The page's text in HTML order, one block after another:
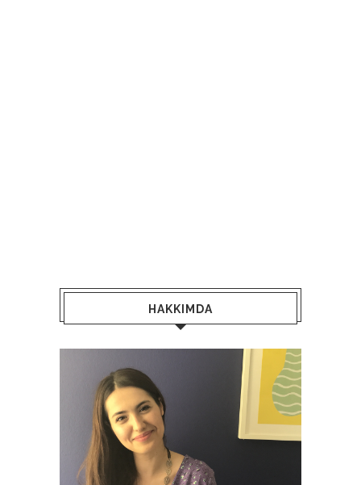
HAKKIMDA